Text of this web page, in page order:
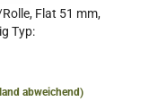
Flat 51 mm,
Typ:
abweichend)